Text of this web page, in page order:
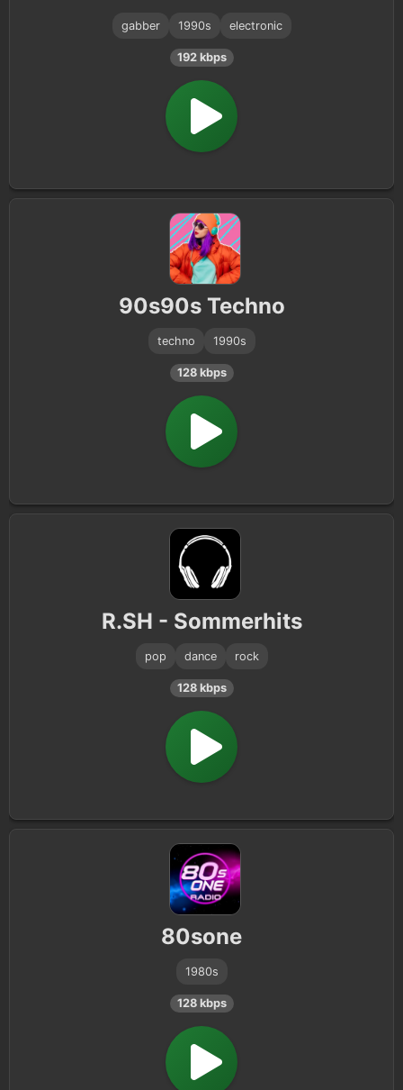
gabber 1990s electronic
192 kbps
90s90s Techno
techno 1990s
128 kbps
R.SH - Sommerhits
pop dance rock
128 kbps
80sone
1980s
128 kbps